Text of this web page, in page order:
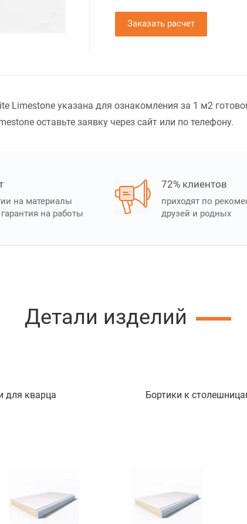
Заказать расчет
Limestone указана для ознакомления за 1 м2
оставьте заявку через сайт или по телефону.
на материалы
на работы
72% клиентов
приходят по
друзей и родных
Детали изделий
для кварца Бортики к